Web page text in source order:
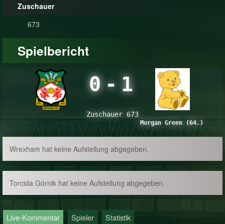
Zuschauer
673
Spielbericht
0 - 1
Zuschauer 673
Morgan Green (64.)
Wrexham hat keine Aufstellung abgegeben.
Torcida Górnik hat keine Aufstellung abgegeben.
Live-Kommentar Spieler Statistik